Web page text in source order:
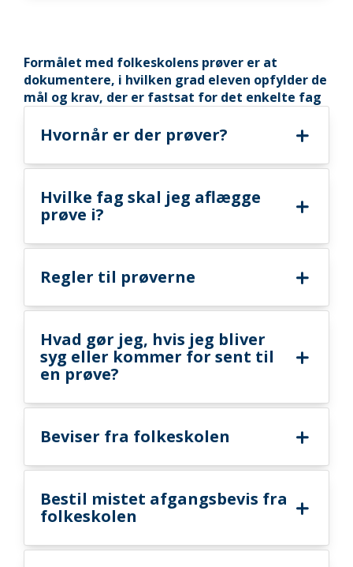
Formålet med folkeskolens prøver er at
dokumentere, i hvilken grad eleven opfylder de
mål og krav, der er fastsat for det enkelte fag
Hvornår er der prøver?
Hvilke fag skal jeg aflægge
prøve i?
Regler til prøverne
Hvad gør jeg, hvis jeg bliver
syg eller kommer for sent til
en prøve?
Beviser fra folkeskolen
Bestil mistet afgangsbevis fra
folkeskolen